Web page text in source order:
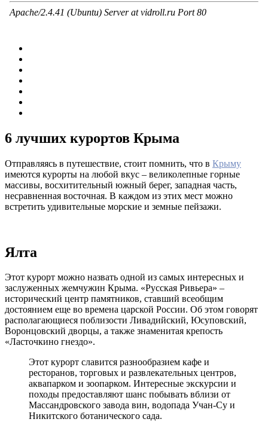
6 лучших курортов Крыма
Отправляясь в путешествие, стоит помнить, что в Крыму
имеются курорты на любой вкус – великолепные горные
массивы, восхитительный южный берег, западная часть,
несравненная восточная. В каждом из этих мест можно
встретить удивительные морские и земные пейзажи.
Ялта
Этот курорт можно назвать одной из самых интересных и
заслуженных жемчужин Крыма. «Русская Ривьера» –
исторический центр памятников, ставший всеобщим
достоянием еще во времена царской России. Об этом говорят
располагающиеся поблизости Ливадийский, Юсуповский,
Воронцовский дворцы, а также знаменитая крепость
«Ласточкино гнездо».
Этот курорт славится разнообразием кафе и
ресторанов, торговых и развлекательных центров,
аквапарком и зоопарком. Интересные экскурсии и
походы предоставляют шанс побывать вблизи от
Массандровского завода вин, водопада Учан-Су и
Никитского ботанического сада.